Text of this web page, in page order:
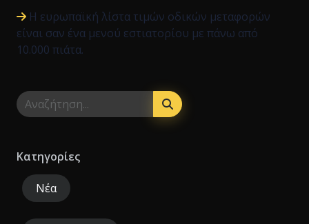
Η ευρωπαϊκή λίστα τιμών οδικών μεταφορών
είναι σαν ένα μενού εστιατορίου με πάνω από
10.000 πιάτα.
Κατηγορίες
Νέα